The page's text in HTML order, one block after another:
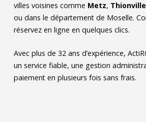
villes voisines comme Metz, Thionville
ou dans le département de Moselle.
réservez en ligne en quelques clics.
Avec plus de 32 ans d’expérience,
un service fiable, une gestion
paiement en plusieurs fois sans frais.